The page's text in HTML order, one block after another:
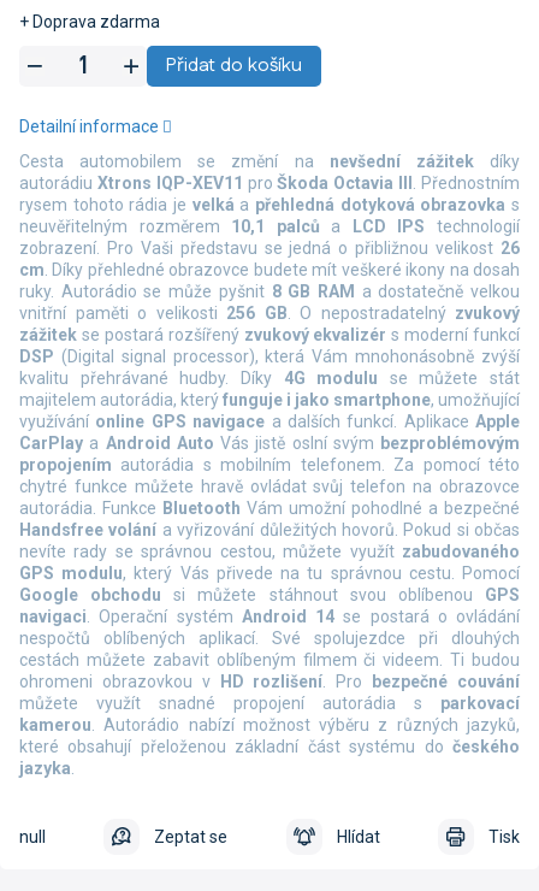
+ Doprava zdarma
Přidat do košíku
Cesta automobilem se změní na nevšední zážitekdíky
autorádiu Xtrons IQP-XEV11 pro Škoda Octavia III . Přednostním
rysem tohoto rádia je velká a přehledná dotyková obrazovka s
neuvěřitelným rozměrem 10,1 palců a LCD IPStechnologií
zobrazení. Pro Vaši představu se jedná o přibližnou velikost 26
cm. Díky přehledné obrazovce budete mít veškeré ikony na dosah
ruky. Autorádio se může pyšnit 8 GB RAM
a dostatečně velkou
vnitřní paměti o velikosti 256 GB. O nepostradatelný zvukový
zážitek se postará rozšířený zvukový ekvalizér s moderní funkcí
DSP (Digital signal processor), která Vám mnohonásobně zvýší
kvalitu přehrávané hudby.
Díky 4G modulu se můžete stát
majitelem autorádia, kterýfunguje i jako smartphone, umožňující
využívání online GPS navigace a dalších funkcí. Aplikace Apple
CarPlay a Android Auto Vás jistě oslní svým bezproblémovým
propojením autorádia s mobilním telefonem. Za pomocí této
chytré funkce můžete hravě ovládat svůj telefon na obrazovce
autorádia. Funkce Bluetooth Vám umožní pohodlné a bezpečné
Handsfree volání a vyřizování důležitých hovorů. Pokud si občas
nevíte rady se správnou cestou, můžete využít zabudovaného
GPS modulu, který Vás přivede na tu správnou cestu. Pomocí
Google obchodu si můžete stáhnout svou oblíbenou GPS
navigaci. Operační systém Android 14 se postará o ovládání
nespočtů oblíbených aplikací. Své spolujezdce při dlouhých
cestách můžete zabavit oblíbeným filmem či videem. Ti budou
ohromeni obrazovkou v
HD rozlišení. Pro
bezpečné couvání
můžete využít snadné propojení autorádia s parkovací
kamerou.Autorádio nabízí možnost výběru z různých jazyků,
které obsahují přeloženou základní část systému do českého
jazyka.
Detailní informace
Tisk
Zeptat se Hlídat
null